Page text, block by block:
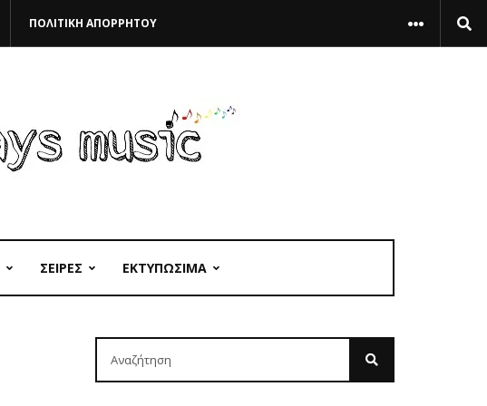
ΠΟΛΙΤΙΚΗ ΑΠΟΡΡΗΤΟΥ
ΣΕΙΡΕΣ ΕΚΤΥΠΩΣΙΜΑ